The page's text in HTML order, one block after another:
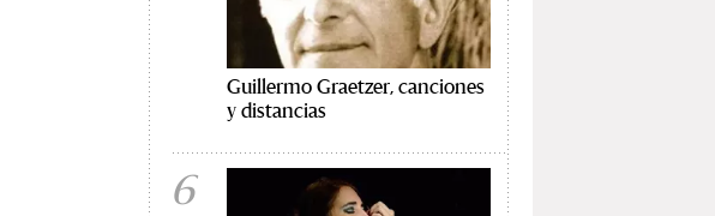
Guillermo Graetzer, canciones
y distancias
6